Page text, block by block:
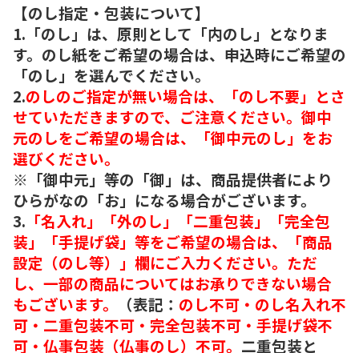
【のし指定・包装について】
1.「のし」は、原則として「内のし」となりま
す。のし紙をご希望の場合は、申込時にご希望の
「のし」を選んでください。
2.のしのご指定が無い場合は、「のし不要」とさ
せていただきますので、ご注意ください。御中
元のしをご希望の場合は、「御中元のし」をお
選びください。
※「御中元」等の「御」は、商品提供者により
ひらがなの「お」になる場合がございます。
3. 「名入れ」「外のし」「二重包装」「完全包
装」「手提げ袋」等をご希望の場合は、「商品
設定（のし等）」欄にご入力ください。ただ
し、一部の商品についてはお承りできない場合
もございます。
（表記： のし不可・のし名入れ不
可・二重包装不可・完全包装不可・手提げ袋不
可・仏事包装（仏事のし）不可。 二重包装と